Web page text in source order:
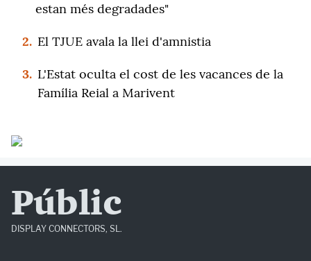
estan més degradades"
2. El TJUE avala la llei d'amnistia
3. L'Estat oculta el cost de les vacances de la
Família Reial a Marivent
Públic
DISPLAY CONNECTORS, SL.